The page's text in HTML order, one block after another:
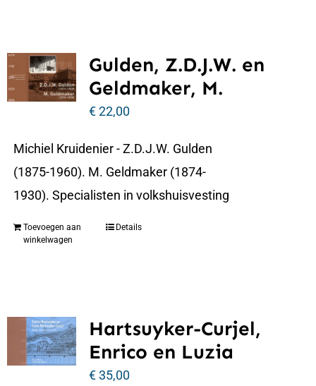
Gulden, Z.D.J.W. en
Geldmaker, M.
€22,00
Michiel Kruidenier - Z.D.J.W. Gulden
(1875-1960). M. Geldmaker (1874-
1930). Specialisten in volkshuisvesting
Toevoegen aan
winkelwagen
Details
Hartsuyker-Curjel,
Enrico en Luzia
€35,00